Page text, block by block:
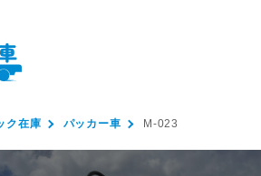
ク在庫 パッカー車 M-023